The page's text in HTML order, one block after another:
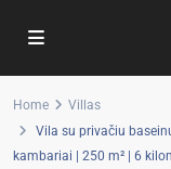
Home
Villas
Vila su privačiu
kambariai | 250 m² | 6